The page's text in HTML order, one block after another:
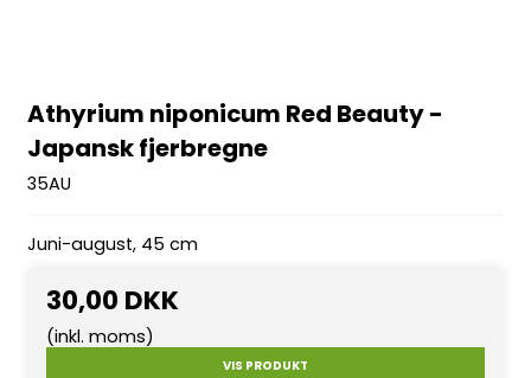
Athyrium niponicum Red Beauty -
Japansk fjerbregne
35AU
Juni-august, 45 cm
30,00 DKK
(inkl. moms)
VIS PRODUKT